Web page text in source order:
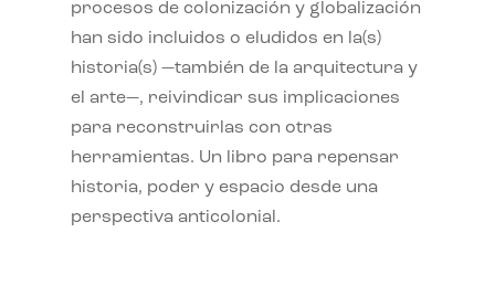
procesos de colonización y globalización
han sido incluidos o eludidos en la(s)
historia(s) —también de la arquitectura y
el arte—, reivindicar sus implicaciones
para reconstruirlas con otras
herramientas. Un libro para repensar
historia, poder y espacio desde una
perspectiva anticolonial.